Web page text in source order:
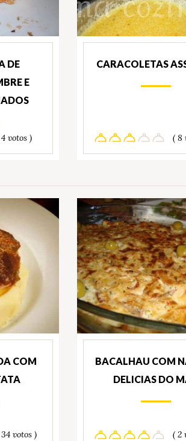
DE
E
votos )
CARACOLETAS
( 8
COM
votos )
BACALHAU COM
DELICIAS DO
( 2